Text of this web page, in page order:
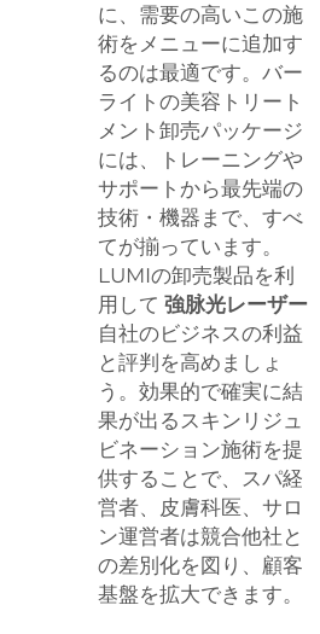
に、需要の高いこの施
術をメニューに追加す
るのは最適です。バー
ライトの美容トリート
メント卸売パッケージ
には、トレーニングや
サポートから最先端の
技術・機器まで、すべ
てが揃っています。
LUMIの卸売製品を利
用して 強脉光レーザー
自社のビジネスの利益
と評判を高めましょ
う。効果的で確実に結
果が出るスキンリジュ
ビネーション施術を提
供することで、スパ経
営者、皮膚科医、サロ
ン運営者は競合他社と
の差別化を図り、顧客
基盤を拡大できます。